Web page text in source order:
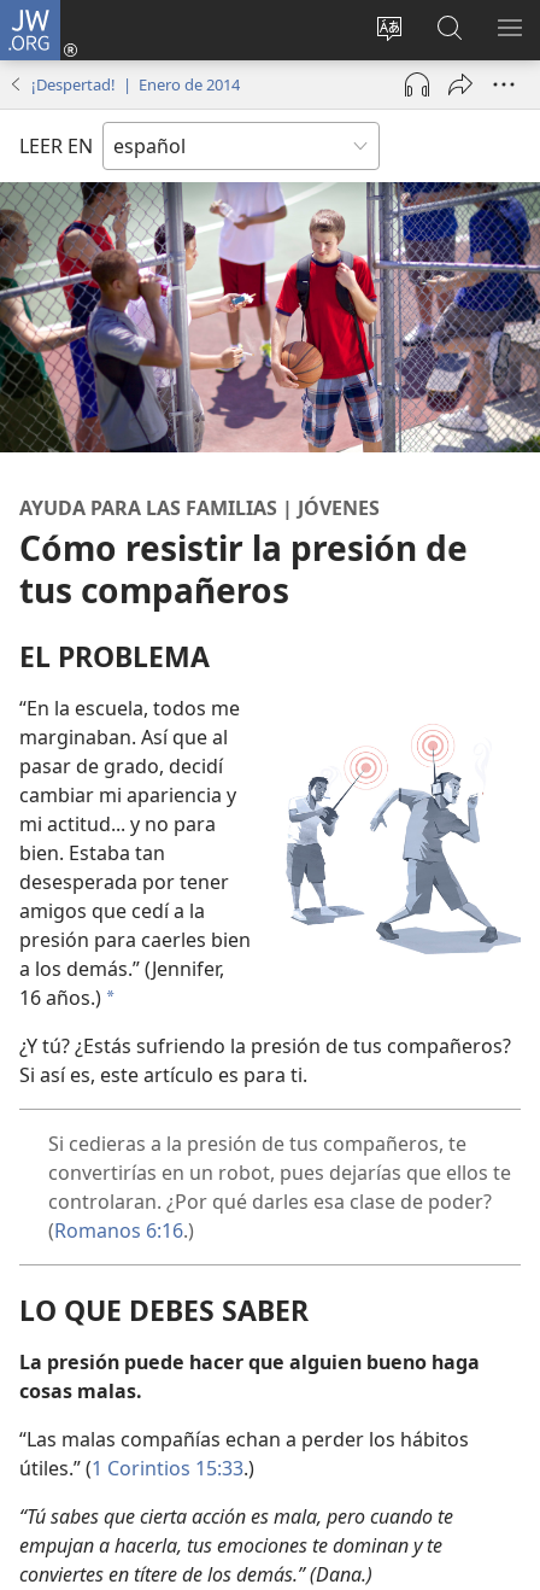
JW.ORG
Cambiar
idioma
del sitio
Iniciar
sesión
(abre
nueva
en
jw.org
¡Despertad! | Enero de 2014
LEER EN
AYUDA PARA LAS FAMILIAS | JÓVENES
Cómo resistir la presión de
tus compañeros
EL PROBLEMA
“En la escuela, todos me
marginaban. Así que al
pasar de grado, decidí
cambiar mi apariencia y
mi actitud... y no para
bien. Estaba tan
desesperada por tener
amigos que cedí a la
presión para caerles bien
a los demás.” (Jennifer,
16 años.) *
¿Y tú? ¿Estás sufriendo la presión de tus compañeros?
Si así es, este artículo es para ti.
Si cedieras a la presión de tus compañeros, te
convertirías en un robot, pues dejarías que ellos te
controlaran. ¿Por qué darles esa clase de poder?
(Romanos 6:16.)
LO QUE DEBES SABER
La presión puede hacer que alguien bueno haga
cosas malas.
“Las malas compañías echan a perder los hábitos
útiles.” (1 Corintios 15:33.)
“Tú sabes que cierta acción es mala, pero cuando te
empujan a hacerla, tus emociones te dominan y te
conviertes en títere de los demás.” (Dana.)